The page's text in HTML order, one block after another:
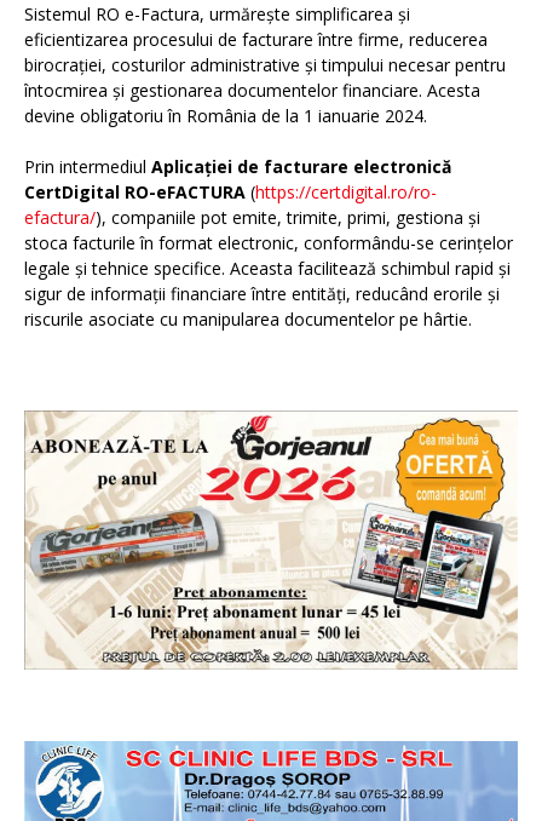
Sistemul RO e-Factura, urmărește simplificarea și
eficientizarea procesului de facturare între firme, reducerea
birocrației, costurilor administrative și timpului necesar pentru
întocmirea și gestionarea documentelor financiare. Acesta
devine obligatoriu în România de la 1 ianuarie 2024.
Prin intermediul Aplicației de facturare electronică
CertDigital RO-eFACTURA (https://certdigital.ro/ro-
efactura/), companiile pot emite, trimite, primi, gestiona și
stoca facturile în format electronic, conformându-se cerințelor
legale și tehnice specifice. Aceasta facilitează schimbul rapid și
sigur de informații financiare între entități, reducând erorile și
riscurile asociate cu manipularea documentelor pe hârtie.